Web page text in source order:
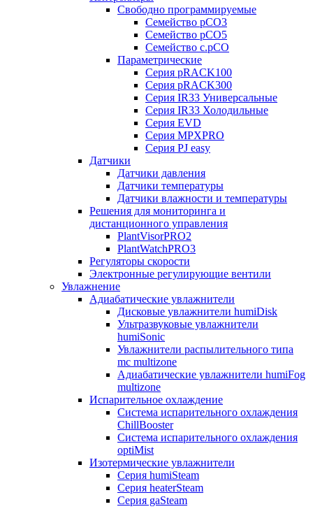
Свободно программируемые
Семейство pCO3
Семейство pCO5
Семейство c.pCO
Параметрические
Серия pRACK100
Серия pRACK300
Серия IR33 Универсальные
Серия IR33 Холодильные
Серия EVD
Серия MPXPRO
Серия PJ easy
Датчики
Датчики давления
Датчики температуры
Датчики влажности и температуры
Решения для мониторинга и
дистанционного управления
PlantVisorPRO2
PlantWatchPRO3
Регуляторы скорости
Электронные регулирующие вентили
Увлажнение
Адиабатические увлажнители
Дисковые увлажнители humiDisk
Ультразвуковые увлажнители
humiSonic
Увлажнители распылительного типа
mc multizone
Адиабатические увлажнители humiFog
multizone
Испарительное охлаждение
Система испарительного охлаждения
ChillBooster
Система испарительного охлаждения
optiMist
Изотермические увлажнители
Серия humiSteam
Серия heaterSteam
Серия gaSteam